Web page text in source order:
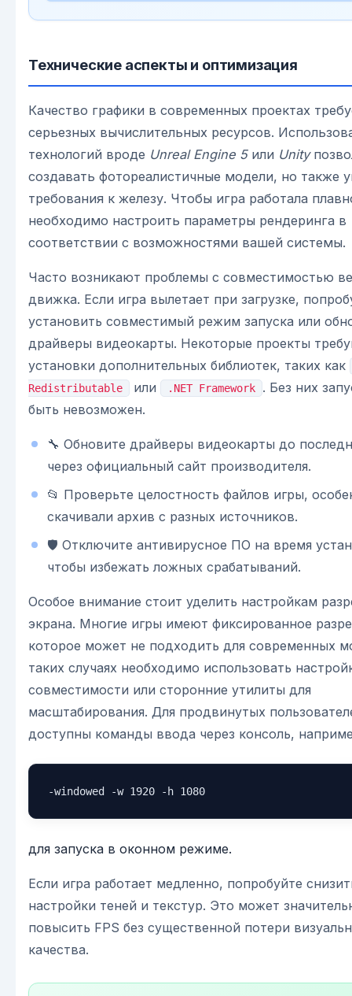
Технические аспекты и оптимизация
Качество графики в современных проектах
серьезных вычислительных ресурсов.
технологий вроде Unreal Engine 5или Unity
создавать фотореалистичные модели, но также
требования к железу. Чтобы игра работала
необходимо настроить параметры рендеринга в
соответствии с возможностями вашей системы.
Часто возникают проблемы с совместимостью
движка. Если игра вылетает при загрузке,
установить совместимый режим запуска или
драйверы видеокарты. Некоторые проекты
установки дополнительных библиотек, таких как
Redistributable или .NET Framework
. Без них
быть невозможен.
🔧 Обновите драйверы видеокарты до
через официальный сайт производителя.
📂 Проверьте целостность файлов игры,
скачивали архив с разных источников.
🛡️ Отключите антивирусное ПО на время
чтобы избежать ложных срабатываний.
Особое внимание стоит уделить настройкам
экрана. Многие игры имеют фиксированное
которое может не подходить для современных
таких случаях необходимо использовать
совместимости или сторонние утилиты для
масштабирования. Для продвинутых
доступны команды ввода через консоль,
-windowed -w 1920 -h 1080
для запуска в оконном режиме.
Если игра работает медленно, попробуйте
настройки теней и текстур. Это может
повысить FPS без существенной потери
качества.